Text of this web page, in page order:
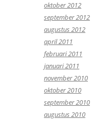
oktober 2012
september 2012
augustus 2012
april 2011
februari 2011
januari 2011
november 2010
oktober 2010
september 2010
augustus 2010